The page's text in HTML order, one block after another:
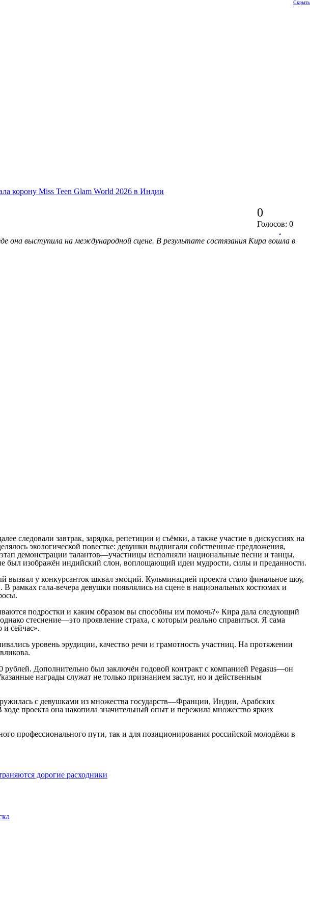
корону Miss Teen Glam World 2026 в Индии
0
Голосов: 0
она выступила на международной сцене. В результате состязания Кира вошла в
следовали завтрак, зарядка, репетиции и съёмки, а также участие в дискуссиях на
экологической повестке: девушки выдвигали собственные предложения,
демонстрации талантов—участницы исполняли национальные песни и танцы,
был изображён индийский слон, воплощающий идеи мудрости, силы и преданности.
у конкурсанток шквал эмоций. Кульминацией проекта стало финальное шоу,
рамках гала‑вечера девушки появлялись на сцене в национальных костюмах и
подростки и каким образом вы способны им помочь?» Кира дала следующий
стеснение—это проявление страха, с которым реально справиться. Я сама
и сейчас».
уровень эрудиции, качество речи и грамотность участниц. На протяжении
Дополнительно был заключён годовой контракт с компанией Pegasus—он
награды служат не только признанием заслуг, но и действенным
с девушками из множества государств—Франции, Индии, Арабских
проекта она накопила значительный опыт и пережила множество ярких
профессионального пути, так и для позиционирования российской молодёжи в
дорогие расходники
Скрыть